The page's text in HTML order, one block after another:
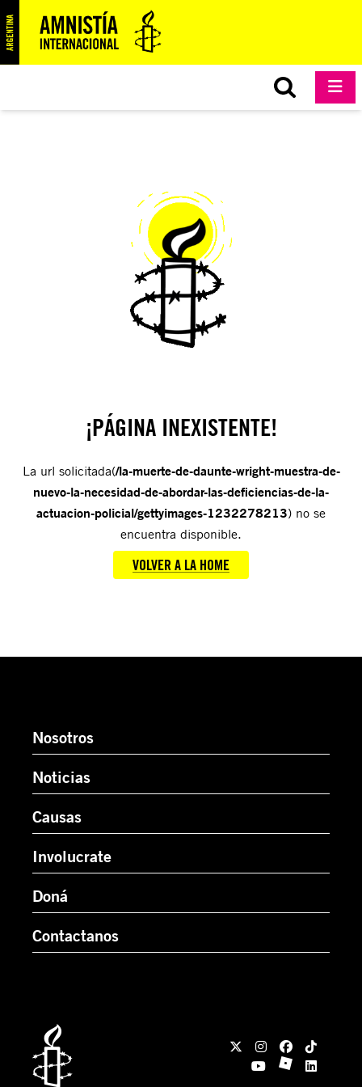
¡PÁGINA INEXISTENTE!
La url solicitada(/la-muerte-de-daunte-wright-muestra-de-
nuevo-la-necesidad-de-abordar-las-deficiencias-de-la-
actuacion-policial/gettyimages-1232278213) no se
encuentra disponible.
VOLVER A LA HOME
Nosotros
Noticias
Causas
Involucrate
Doná
Contactanos